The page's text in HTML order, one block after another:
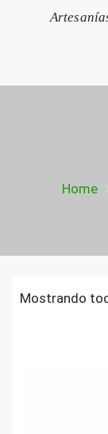
Home
Mostrando